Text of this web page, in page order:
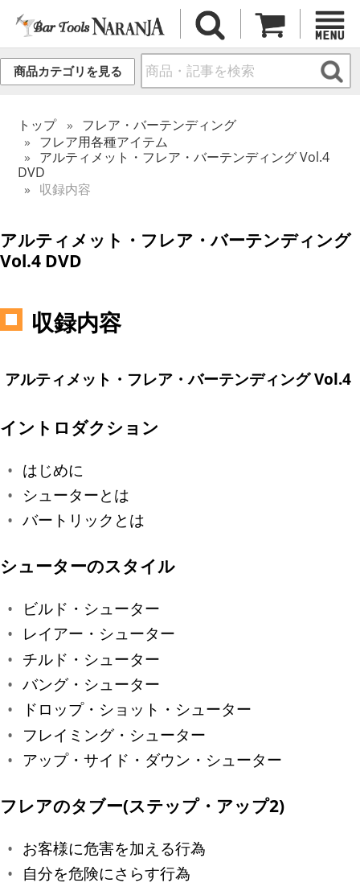
商品カテゴリを見る
トップ
フレア・バーテンディング
フレア用各種アイテム
アルティメット・フレア・バーテンディング Vol.4
DVD
収録内容
アルティメット・フレア・バーテンディング
Vol.4 DVD
収録内容
アルティメット・フレア・バーテンディング Vol.4
イントロダクション
はじめに
シューターとは
バートリックとは
シューターのスタイル
ビルド・シューター
レイアー・シューター
チルド・シューター
バング・シューター
ドロップ・ショット・シューター
フレイミング・シューター
アップ・サイド・ダウン・シューター
フレアのタブー(ステップ・アップ2)
お客様に危害を加える行為
自分を危険にさらす行為